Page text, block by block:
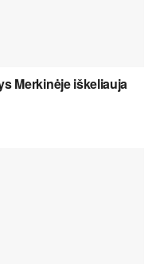
Merkinėje iškeliauja